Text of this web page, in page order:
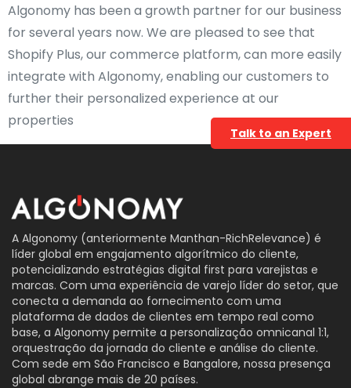
Talk to an Expert
Algonomy has been a growth partner for our business
for several years now. We are pleased to see that
Shopify Plus, our commerce platform, can more easily
integrate with Algonomy, enabling our customers to
further their personalized experience at our
properties
A Algonomy (anteriormente Manthan-RichRelevance) é
líder global em engajamento algorítmico do cliente,
potencializando estratégias digital first para varejistas e
marcas. Com uma experiência de varejo líder do setor, que
conecta a demanda ao fornecimento com uma
plataforma de dados de clientes em tempo real como
base, a Algonomy permite a personalização omnicanal 1:1,
orquestração da jornada do cliente e análise do cliente.
Com sede em São Francisco e Bangalore, nossa presença
global abrange mais de 20 países.